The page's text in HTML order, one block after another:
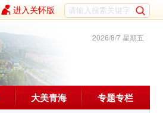
进入关怀版
2026/8/7 星期五
大美青海 专题专栏